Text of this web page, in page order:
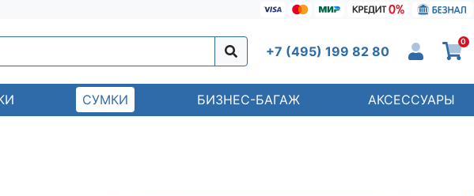
+7 (495) 199 82 80
0
СУМКИ БИЗНЕС-БАГАЖ АКСЕССУАРЫ